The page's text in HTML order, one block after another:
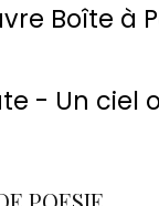
Boîte à
- Un ciel